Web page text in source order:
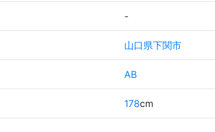
-
山口県下関市
AB
178cm